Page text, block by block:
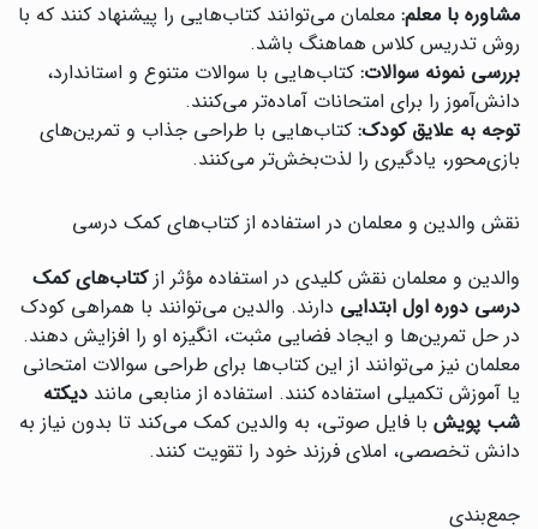
مشاوره با معلم: معلمان می‌توانند کتاب‌هایی را پیشنهاد کنند که با
روش تدریس کلاس هماهنگ باشد.
بررسی نمونه سوالات: کتاب‌هایی با سوالات متنوع و استاندارد،
دانش‌آموز را برای امتحانات آماده‌تر می‌کنند.
توجه به علایق کودک: کتاب‌هایی با طراحی جذاب و تمرین‌های
بازی‌محور، یادگیری را لذت‌بخش‌تر می‌کنند.
نقش والدین و معلمان در استفاده از کتاب‌های کمک درسی
والدین و معلمان نقش کلیدی در استفاده مؤثر ازکتاب‌های کمک
درسی دوره اول ابتدایی دارند. والدین می‌توانند با همراهی کودک
در حل تمرین‌ها و ایجاد فضایی مثبت، انگیزه او را افزایش دهند.
معلمان نیز می‌توانند از این کتاب‌ها برای طراحی سوالات امتحانی
یا آموزش تکمیلی استفاده کنند. استفاده از منابعی مانند دیکته
شب پویش با فایل صوتی، به والدین کمک می‌کند تا بدون نیاز به
دانش تخصصی، املای فرزند خود را تقویت کنند.
جمع‌بندی